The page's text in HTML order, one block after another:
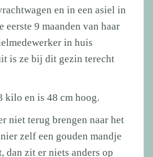
en in een asiel in
eerste 9 maanden van haar
in huis
is ze bij dit gezin terecht
kilo en is 48 cm hoog.
niet terug brengen naar het
zelf een gouden mandje
zit er niets anders op